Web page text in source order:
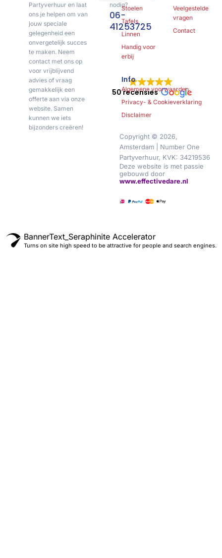
Partyverhuur en laat
ons je helpen om van
jouw speciale
gelegenheid een
onvergetelijk succes
te maken. Neem
contact met ons op
voor vrijblijvend
advies of vraag
gemakkelijk een
offerte aan via onze
website. Samen
kunnen we iets
bijzonders creëren!
nodig?
06-
41253725
50 recensies
Stoelen
Tafels
Linnen
Handig voor
erbij
Veelgestelde
vragen
Contact
Info
Algemene voorwaarden
Privacy- & Cookieverklaring
Disclaimer
Copyright © 2026,
Amsterdam | Number One
Partyverhuur, KVK: 34219536
Deze website is met passie
gebouwd door
www.effectivedare.nl
BannerText_Seraphinite Accelerator
Turns on site high speed to be attractive for people and search engines.